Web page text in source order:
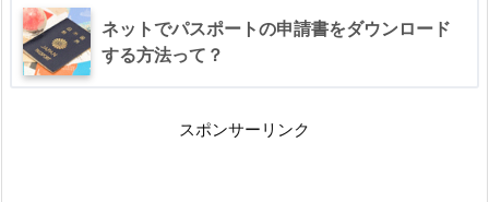
き
る？
4.
ネットでパスポートの申請書をダウンロード
する方法って？
スポンサーリンク